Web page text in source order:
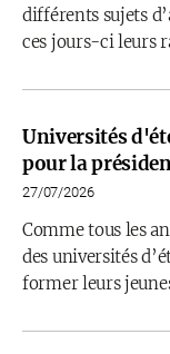
différents sujets
ces jours-ci leurs
Universités
pour la
27/07/2026
Comme tous les
des universités
former leurs